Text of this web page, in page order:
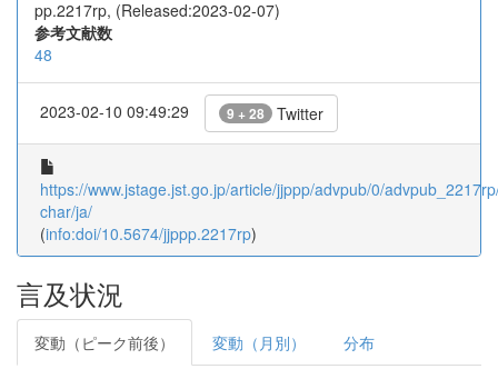
pp.2217rp, (Released:2023-02-07)
参考文献数
48
2023-02-10 09:49:29 9 + 28 Twitter
https://www.jstage.jst.go.jp/article/jjppp/advpub/0/
char/ja/
(info:doi/10.5674/jjppp.2217rp)
言及状況
変動（ピーク前後） 変動（月別） 分布